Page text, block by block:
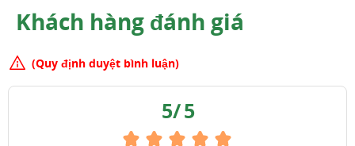
Khách hàng đánh giá
(Quy định duyệt bình luận)
5/5